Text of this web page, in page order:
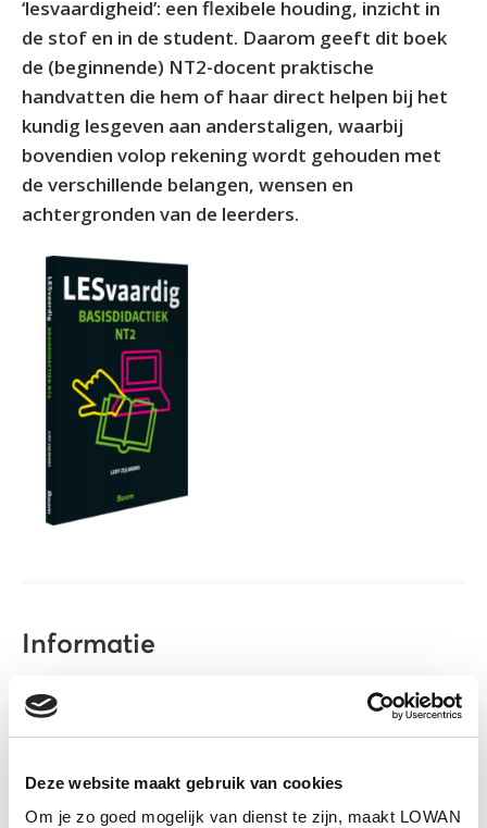
Deze website maakt gebruik van cookies
Om je zo goed mogelijk van dienst te zijn, maakt LOWAN
‘lesvaardigheid’: een flexibele houding, inzicht in
de stof en in de student. Daarom geeft dit boek
de (beginnende) NT2-docent praktische
handvatten die hem of haar direct helpen bij het
kundig lesgeven aan anderstaligen, waarbij
bovendien volop rekening wordt gehouden met
de verschillende belangen, wensen en
achtergronden van de leerders.
Informatie
Auteur(s):
Uitgever: Boom Uitgevers
Jaar van uitgave: 2013